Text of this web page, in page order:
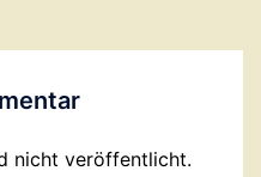
nicht veröffentlicht.